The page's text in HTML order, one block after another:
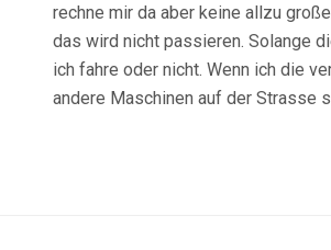
rechne mir da aber keine allzu
das wird nicht passieren. Solange
ich fahre oder nicht. Wenn ich die
andere Maschinen auf der Strasse